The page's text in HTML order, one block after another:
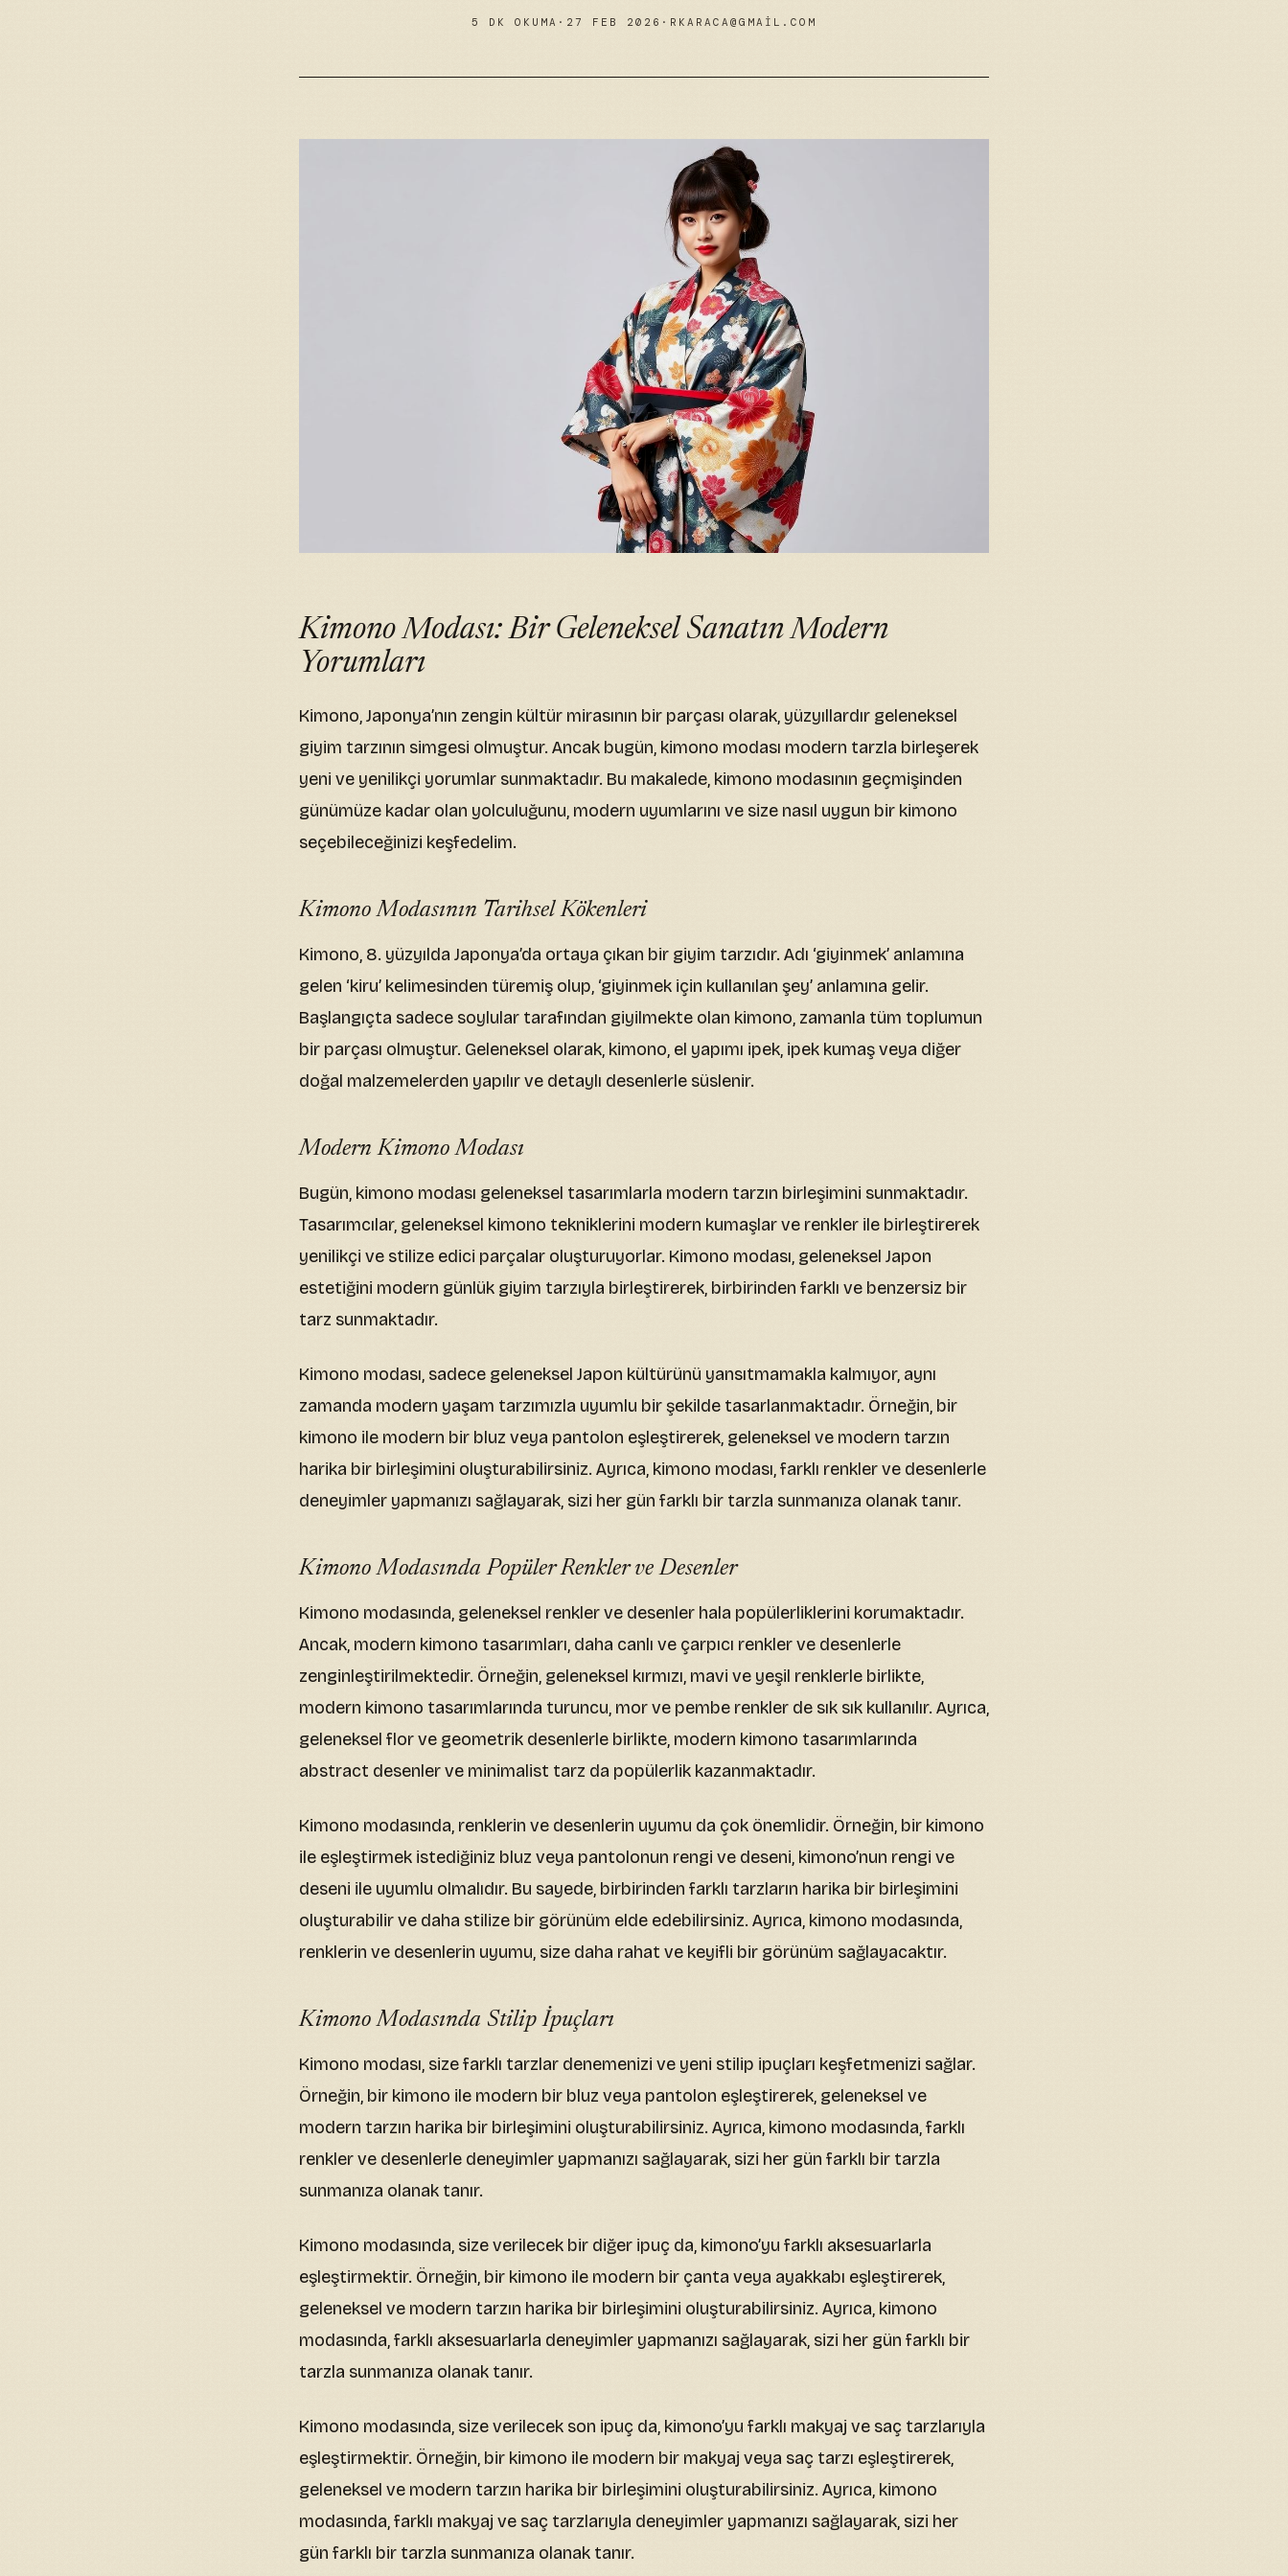
5 DK OKUMA · 27 FEB 2026 · RKARACA@GMAIL.COM
Kimono Modası: Bir Geleneksel Sanatın Modern
Yorumları
Kimono, Japonya’nın zengin kültür mirasının bir parçası olarak, yüzyıllardır geleneksel
giyim tarzının simgesi olmuştur. Ancak bugün, kimono modası modern tarzla birleşerek
yeni ve yenilikçi yorumlar sunmaktadır. Bu makalede, kimono modasının geçmişinden
günümüze kadar olan yolculuğunu, modern uyumlarını ve size nasıl uygun bir kimono
seçebileceğinizi keşfedelim.
Kimono Modasının Tarihsel Kökenleri
Kimono, 8. yüzyılda Japonya’da ortaya çıkan bir giyim tarzıdır. Adı ‘giyinmek’ anlamına
gelen ‘kiru’ kelimesinden türemiş olup, ‘giyinmek için kullanılan şey’ anlamına gelir.
Başlangıçta sadece soylular tarafından giyilmekte olan kimono, zamanla tüm toplumun
bir parçası olmuştur. Geleneksel olarak, kimono, el yapımı ipek, ipek kumaş veya diğer
doğal malzemelerden yapılır ve detaylı desenlerle süslenir.
Modern Kimono Modası
Bugün, kimono modası geleneksel tasarımlarla modern tarzın birleşimini sunmaktadır.
Tasarımcılar, geleneksel kimono tekniklerini modern kumaşlar ve renkler ile birleştirerek
yenilikçi ve stilize edici parçalar oluşturuyorlar. Kimono modası, geleneksel Japon
estetiğini modern günlük giyim tarzıyla birleştirerek, birbirinden farklı ve benzersiz bir
tarz sunmaktadır.
Kimono modası, sadece geleneksel Japon kültürünü yansıtmamakla kalmıyor, aynı
zamanda modern yaşam tarzımızla uyumlu bir şekilde tasarlanmaktadır. Örneğin, bir
kimono ile modern bir bluz veya pantolon eşleştirerek, geleneksel ve modern tarzın
harika bir birleşimini oluşturabilirsiniz. Ayrıca, kimono modası, farklı renkler ve desenlerle
deneyimler yapmanızı sağlayarak, sizi her gün farklı bir tarzla sunmanıza olanak tanır.
Kimono Modasında Popüler Renkler ve Desenler
Kimono modasında, geleneksel renkler ve desenler hala popülerliklerini korumaktadır.
Ancak, modern kimono tasarımları, daha canlı ve çarpıcı renkler ve desenlerle
zenginleştirilmektedir. Örneğin, geleneksel kırmızı, mavi ve yeşil renklerle birlikte,
modern kimono tasarımlarında turuncu, mor ve pembe renkler de sık sık kullanılır. Ayrıca,
geleneksel flor ve geometrik desenlerle birlikte, modern kimono tasarımlarında
abstract desenler ve minimalist tarz da popülerlik kazanmaktadır.
Kimono modasında, renklerin ve desenlerin uyumu da çok önemlidir. Örneğin, bir kimono
ile eşleştirmek istediğiniz bluz veya pantolonun rengi ve deseni, kimono’nun rengi ve
deseni ile uyumlu olmalıdır. Bu sayede, birbirinden farklı tarzların harika bir birleşimini
oluşturabilir ve daha stilize bir görünüm elde edebilirsiniz. Ayrıca, kimono modasında,
renklerin ve desenlerin uyumu, size daha rahat ve keyifli bir görünüm sağlayacaktır.
Kimono Modasında Stilip İpuçları
Kimono modası, size farklı tarzlar denemenizi ve yeni stilip ipuçları keşfetmenizi sağlar.
Örneğin, bir kimono ile modern bir bluz veya pantolon eşleştirerek, geleneksel ve
modern tarzın harika bir birleşimini oluşturabilirsiniz. Ayrıca, kimono modasında, farklı
renkler ve desenlerle deneyimler yapmanızı sağlayarak, sizi her gün farklı bir tarzla
sunmanıza olanak tanır.
Kimono modasında, size verilecek bir diğer ipuç da, kimono’yu farklı aksesuarlarla
eşleştirmektir. Örneğin, bir kimono ile modern bir çanta veya ayakkabı eşleştirerek,
geleneksel ve modern tarzın harika bir birleşimini oluşturabilirsiniz. Ayrıca, kimono
modasında, farklı aksesuarlarla deneyimler yapmanızı sağlayarak, sizi her gün farklı bir
tarzla sunmanıza olanak tanır.
Kimono modasında, size verilecek son ipuç da, kimono’yu farklı makyaj ve saç tarzlarıyla
eşleştirmektir. Örneğin, bir kimono ile modern bir makyaj veya saç tarzı eşleştirerek,
geleneksel ve modern tarzın harika bir birleşimini oluşturabilirsiniz. Ayrıca, kimono
modasında, farklı makyaj ve saç tarzlarıyla deneyimler yapmanızı sağlayarak, sizi her
gün farklı bir tarzla sunmanıza olanak tanır.